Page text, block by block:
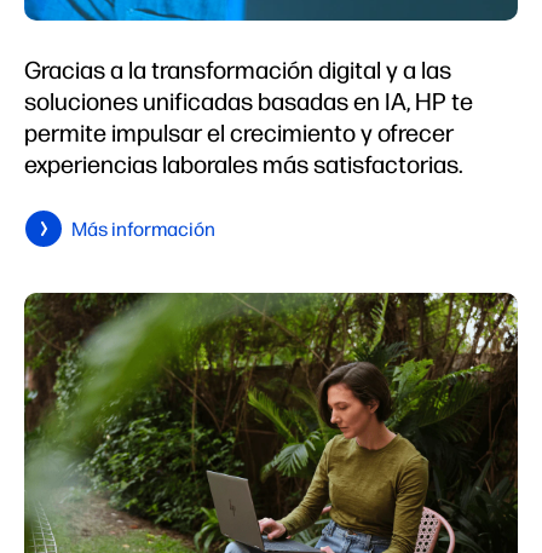
Gracias a la transformación digital y a las
soluciones unificadas basadas en IA, HP te
permite impulsar el crecimiento y ofrecer
experiencias laborales más satisfactorias.
Más información